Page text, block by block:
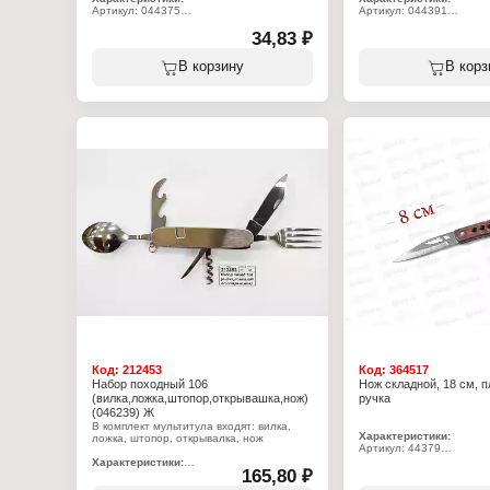
Артикул: 044375
Материал ручки: пластиковая ручка
34,83 ₽
В корзину
Артикул: 044391
Материал ручки:
В
Код: 212453
Набор походный 106
(вилка,ложка,штопор,открывашка,нож)
(046239) Ж
В комплект мультитула входят: вилка,
ложка, штопор, открывалка, нож
Характеристики:
165,80 ₽
Код: 364517
Нож складной, 18 см,
ручка
Характеристики:
Артикул: 44379